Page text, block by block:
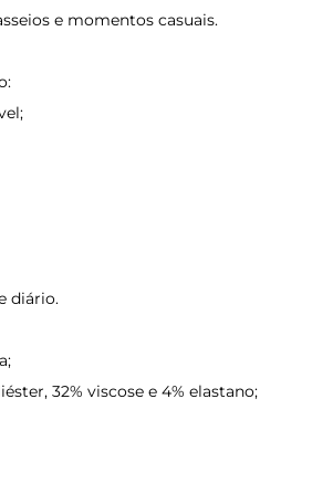
e momentos casuais.
diário.
32% viscose e 4% elastano;